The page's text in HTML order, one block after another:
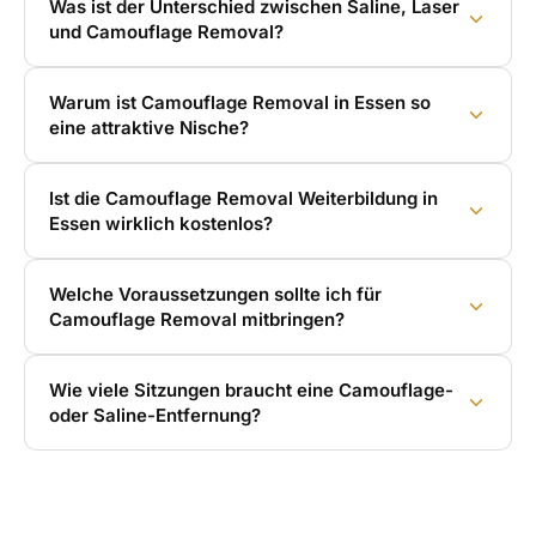
Was ist der Unterschied zwischen Saline, Laser
und Camouflage Removal?
Warum ist Camouflage Removal in Essen so
eine attraktive Nische?
Ist die Camouflage Removal Weiterbildung in
Essen wirklich kostenlos?
Welche Voraussetzungen sollte ich für
Camouflage Removal mitbringen?
Wie viele Sitzungen braucht eine Camouflage-
oder Saline-Entfernung?